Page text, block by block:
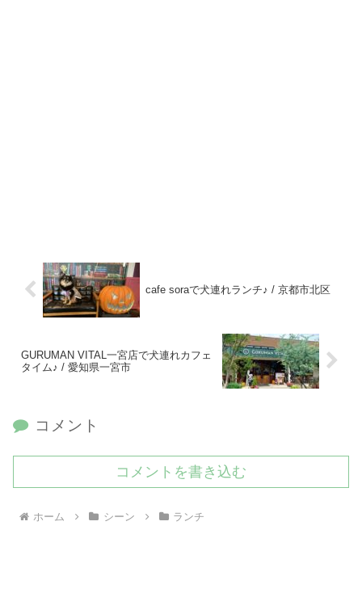
cafe soraで犬連れランチ♪ / 京都市北区
GURUMAN VITAL一宮店で犬連れカフェ
タイム♪ / 愛知県一宮市
コメント
コメントを書き込む
ホーム シーン ランチ